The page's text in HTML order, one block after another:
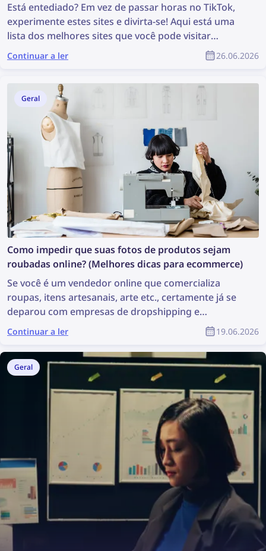
Está entediado? Em vez de passar horas no TikTok,
experimente estes sites e divirta-se! Aqui está uma
lista dos melhores sites que você pode visitar
quando estiver entediado — de jogos divertidos à
exploração da web.
Continuar a ler 26.06.2026
Geral
Como impedir que suas fotos de produtos sejam
roubadas online? (Melhores dicas para ecommerce)
Se você é um vendedor online que comercializa
roupas, itens artesanais, arte etc., certamente já se
deparou com empresas de dropshipping e
vendedores fraudulentos roubando suas fotos de
produtos. Muitas vezes parece impossível encontrar
todos os vendedores fraudulentos e remover essas
fotos. Mas esse desafio não é tão grande quanto
parece – com a tecnologia de pesquisa reversa de
imagem, está mais fácil do que nunca encontrar
violações de direitos autorais online e preveni-las.
Este artigo explica como você pode encontrar e
remover imagens roubadas da internet em apenas
alguns passos simples usando pesquisa reversa de
imagem e solicitações de remoção adequadas.
Continuar a ler 19.06.2026
Geral